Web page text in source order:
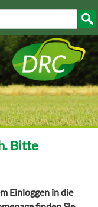
Bitte
Einloggen in die